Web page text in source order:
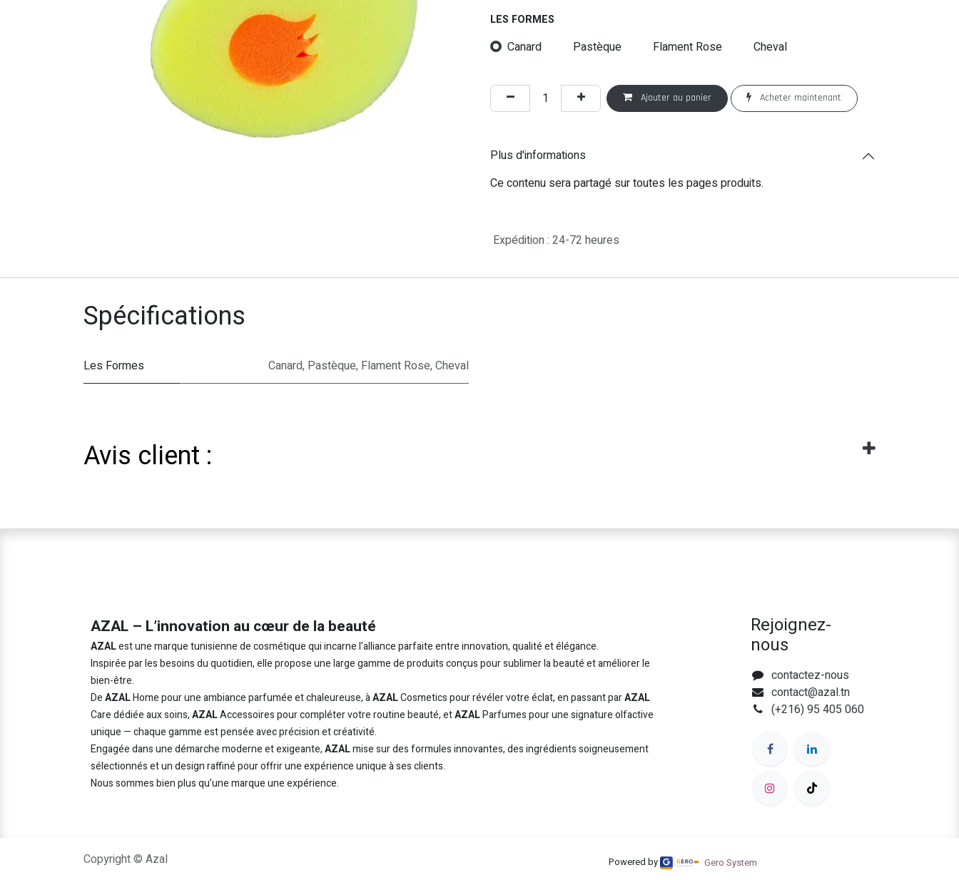
LES FORMES
Canard Pastèque Flament Rose Cheval
Ajouter au panier Acheter maintenant
Plus d'informations
Ce contenu sera partagé sur toutes les pages produits.
Expédition : 24-72 heures
Spécifications
Les Formes Canard, Pastèque, Flament Rose,Cheval
Avis client :
Rejoignez-
nous
contactez-nous
contact@azal.tn
(+216) 95 405 060
AZAL – L’innovation au cœur de la beauté
AZALest une marque tunisienne de cosmétique qui incarne l’alliance parfaite entre innovation, qualité et élégance.
Inspirée par les besoins du quotidien, elle propose une large gamme de produits conçus pour sublimer la beauté et améliorer le
bien-être.
DeAZALHome pour une ambiance parfumée et chaleureuse, àAZALCosmetics pour révéler votre éclat, en passant parAZAL
Care dédiée aux soins,AZALAccessoires pour compléter votre routine beauté, etAZALParfumes pour une signature olfactive
unique — chaque gamme est pensée avec précision et créativité.
Engagée dans une démarche moderne et exigeante,AZALmise sur des formules innovantes, des ingrédients soigneusement
sélectionnés et un design raffiné pour offrir une expérience unique à ses clients.
Nous sommes bien plus qu’une marque une expérience.
Copyright © Azal Powered by Gero System